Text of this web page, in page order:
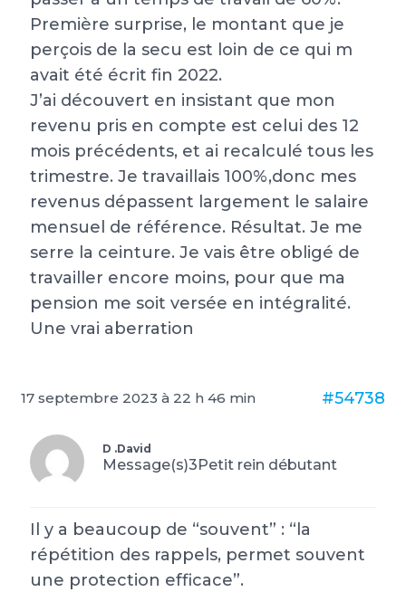
Première surprise, le montant que je
perçois de la secu est loin de ce qui m
avait été écrit fin 2022.
J’ai découvert en insistant que mon
revenu pris en compte est celui des 12
mois précédents, et ai recalculé tous les
trimestre. Je travaillais 100%,donc mes
revenus dépassent largement le salaire
mensuel de référence. Résultat. Je me
serre la ceinture. Je vais être obligé de
travailler encore moins, pour que ma
pension me soit versée en intégralité.
Une vrai aberration
17 septembre 2023 à 22 h 46 min #54738
D .David
Message(s)3Petit rein débutant
Il y a beaucoup de “souvent” : “la
répétition des rappels, permet souvent
une protection efficace”.